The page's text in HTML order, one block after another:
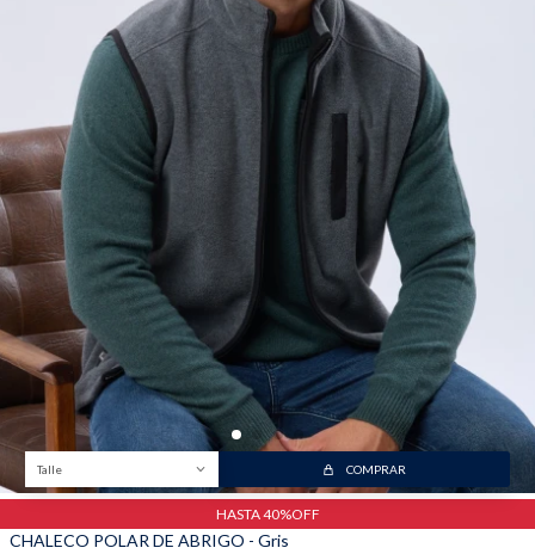
Talle COMPRAR
HASTA 40%OFF
CHALECO POLAR DE ABRIGO - Gris